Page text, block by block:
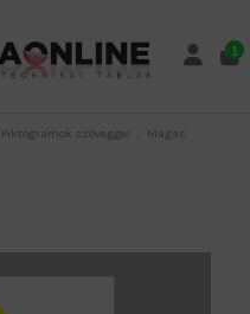
1
Piktogramok szöveggel
Magas